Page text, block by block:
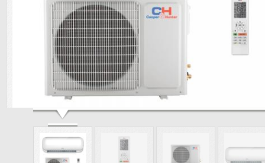
Cooper Hunter CH-S09FTXB-W